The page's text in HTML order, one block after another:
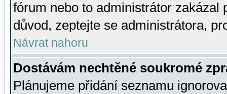
fórum nebo to administrátor zakázal
důvod, zeptejte se administrátora,
Návrat nahoru
Dostávám nechtěné soukromé
Plánujeme přidání seznamu